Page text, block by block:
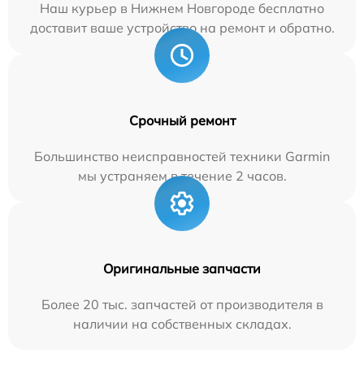
Наш курьер в Нижнем Новгороде бесплатно
доставит ваше устройство на ремонт и обратно.
Срочный ремонт
Большинство неисправностей техники Garmin
мы устраняем в течение 2 часов.
Оригинальные запчасти
Более 20 тыс. запчастей от производителя в
наличии на собственных складах.